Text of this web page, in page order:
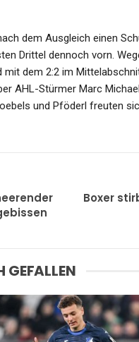
dem Ausgleich einen
Drittel dennoch vorn.
dem 2:2 im
AHL-Stürmer Marc
und Pföderl freuten
Boxer
GEFALLEN